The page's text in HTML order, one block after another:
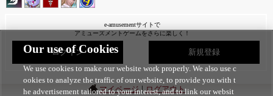
e-amusementサイトで
アミューズメントゲームをさらに楽しく！
ログイン 新規登録
マイページ|ログアウト
Our use of Cookies
We use cookies to make our website work properly. We also use c
ookies to analyze the traffic of our website, to provide you with t
he advertisement tailored to your interest, and to link our websit